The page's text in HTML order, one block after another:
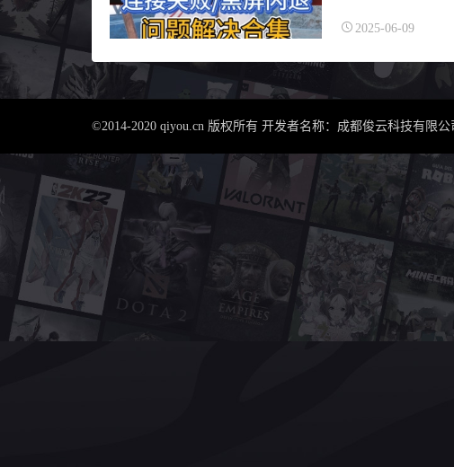
2025-06-09
©2014-2020 qiyou.cn 版权所有 开发者名称：成都俊云科技有限公